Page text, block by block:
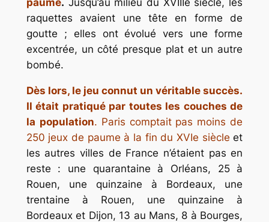
raquettes avaient une tête en forme de
goutte ; elles ont évolué vers une forme
excentrée, un côté presque plat et un autre
bombé.
Dès lors, le jeu connut un véritable succès.
Il était pratiqué par toutes les couches de
la population. Paris comptait pas moins de
250 jeux de paume à la fin du XVIe siècle et
les autres villes de France n’étaient pas en
reste : une quarantaine à Orléans, 25 à
Rouen, une quinzaine à Bordeaux, une
trentaine à Rouen, une quinzaine à
Bordeaux et Dijon, 13 au Mans, 8 à Bourges,